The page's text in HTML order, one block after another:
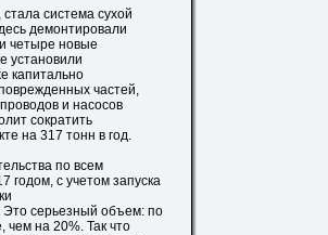
система сухой
демонтировали
четыре новые
установили
капитально
частей,
и насосов
сократить
на 317 тонн в год.
по всем
годом, с учетом запуска
Это серьезный объем: по
чем на 20%. Так что